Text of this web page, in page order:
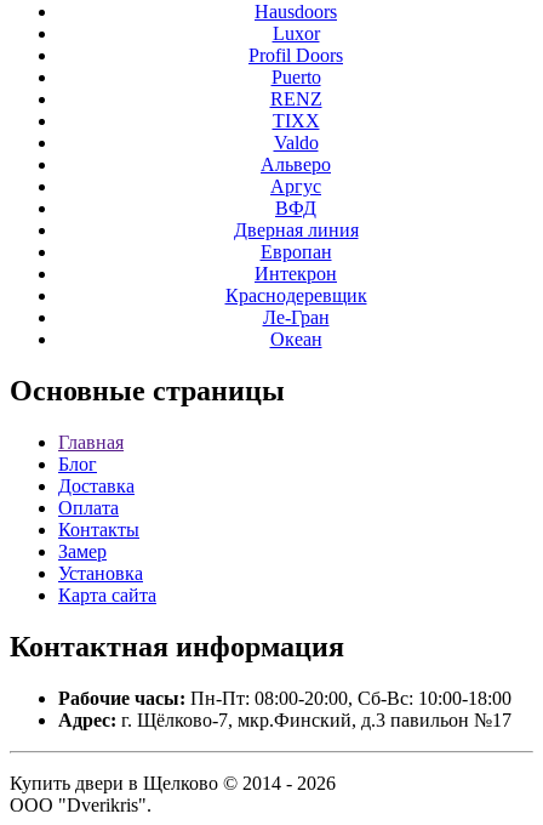
Hausdoors
Luxor
Profil Doors
Puerto
RENZ
TIXX
Valdo
Альверо
Аргус
ВФД
Дверная линия
Европан
Интекрон
Краснодеревщик
Ле-Гран
Океан
Основные страницы
Главная
Блог
Доставка
Оплата
Контакты
Замер
Установка
Карта сайта
Контактная информация
Рабочие часы: Пн-Пт: 08:00-20:00, Сб-Вс: 10:00-18:00
Адрес: г. Щёлково-7, мкр.Финский, д.3 павильон №17
Купить двери в Щелково © 2014 - 2026
ООО "Dverikris".